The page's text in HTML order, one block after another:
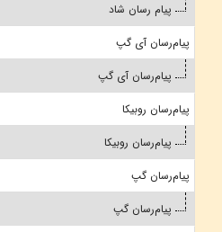
پیام رسان شاد
پیام‌رسان آی گپ
پیام‌رسان آی گپ
پیام‌رسان روبیکا
پیام‌رسان روبیکا
پیام‌رسان گپ
پیام‌رسان گپ